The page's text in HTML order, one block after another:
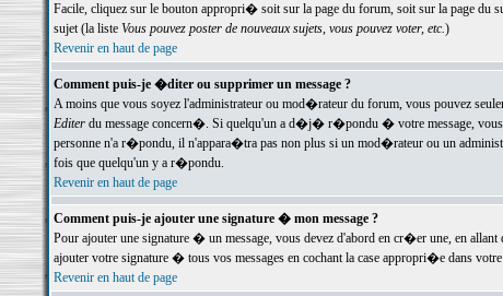
Facile, cliquez sur le bouton appropri� soit sur la page du forum, soit sur la page du
sujet (la liste Vous pouvez poster de nouveaux sujets, vous pouvez voter, etc.)
Revenir en haut de page
Comment puis-je �diter ou supprimer un message ?
A moins que vous soyez l'administrateur ou mod�rateur du forum, vous pouvez
Editerdu message concern�. Si quelqu'un a d�j� r�pondu � votre message, vous
personne n'a r�pondu, il n'appara�tra pas non plus si un mod�rateur ou un
fois que quelqu'un y a r�pondu.
Revenir en haut de page
Comment puis-je ajouter une signature � mon message ?
Pour ajouter une signature � un message, vous devez d'abord en cr�er une, en
ajouter votre signature � tous vos messages en cochant la case appropri�e dans
Revenir en haut de page